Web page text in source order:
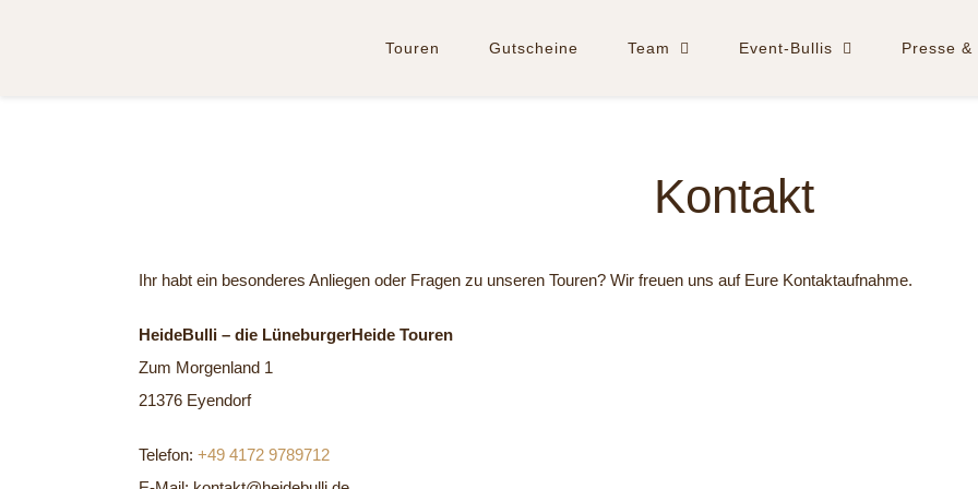
Touren Gutscheine Team Event-Bullis Presse &
Kontakt
Ihr habt ein besonderes Anliegen oder Fragen zu unseren Touren? Wir freuen uns auf Eure Kontaktaufnahme.
HeideBulli – die LüneburgerHeide Touren
Zum Morgenland 1
21376 Eyendorf
Telefon: +49 4172 9789712